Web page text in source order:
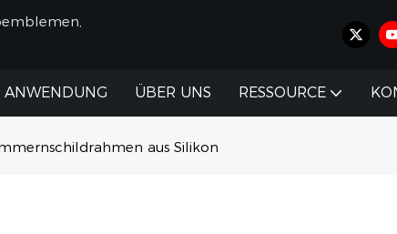
ANWENDUNG ÜBER UNS RESSOURCE
aus Silikon